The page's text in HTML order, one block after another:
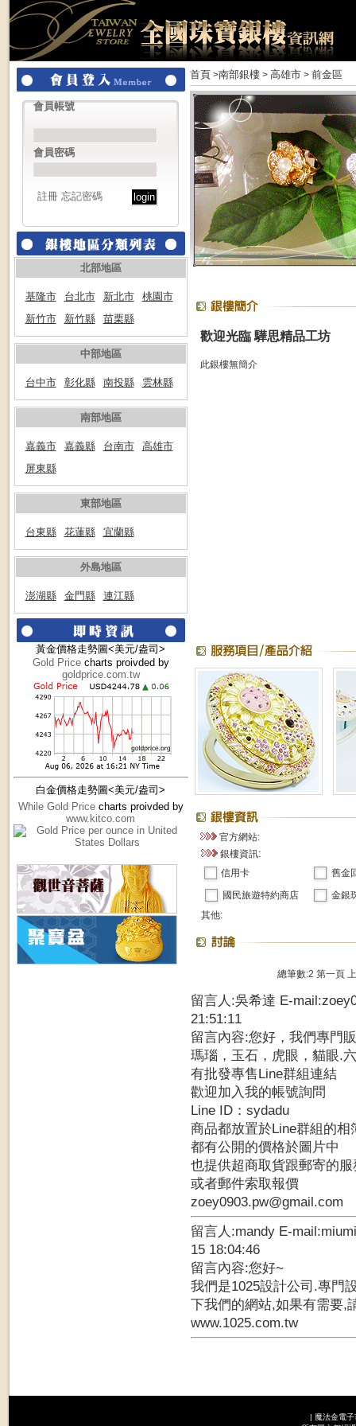
會員帳號
會員密碼
註冊 忘記密碼
北部地區
基隆市 台北市 新北市
桃園市
新竹市
新竹縣 苗栗縣
中部地區
台中市 彰化縣 南投縣 雲林縣
南部地區
嘉義市 嘉義縣 台南市
高雄市
屏東縣
東部地區
台東縣 花蓮縣 宜蘭縣
外島地區
澎湖縣 金門縣 連江縣
黃金價格走勢圖<美元/盎司>
Gold Pricecharts proivded by
goldprice.com.tw
白金價格走勢圖<美元/盎司>
While Gold Pricecharts proivded by
www.kitco.com
首頁 >南部銀樓> 高雄市> 前金區
歡迎光臨 驊思精品工坊
此銀樓無簡介
官方網站:
銀樓資訊:
信用卡
舊金
國民旅遊特約商店
金銀
其他:
總筆數:2 第一頁
留言人:吳希達 E-
21:51:11
留言內容:您好，我們專門
瑪瑙，玉石，虎眼，貓眼.
有批發專售Line群組連結
歡迎加入我的帳號詢問
Line ID：sydadu
商品都放置於Line群組的相
都有公開的價格於圖片中
也提供超商取貨跟郵寄的服
或者郵件索取報價
zoey0903.pw@gmail.com
留言人:mandy E-
15 18:04:46
留言內容:您好~
我們是1025設計公司.專門
下我們的網站,如果有需要,
www.1025.com.tw
| 魔法金電